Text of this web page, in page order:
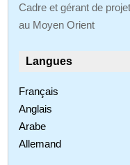
Cadre et gérant de
au Moyen Orient
Langues
Français
Anglais
Arabe
Allemand